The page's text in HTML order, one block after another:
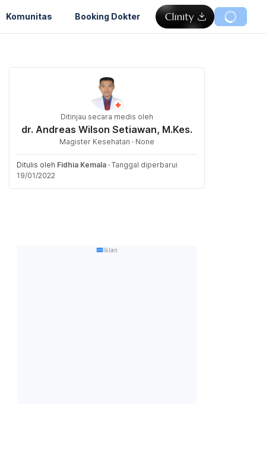
Komunitas Booking Dokter
Ditinjau secara medis oleh
dr. Andreas Wilson Setiawan, M.Kes.
Magister Kesehatan · None
Ditulis oleh Fidhia Kemala · Tanggal diperbarui
19/01/2022
Iklan